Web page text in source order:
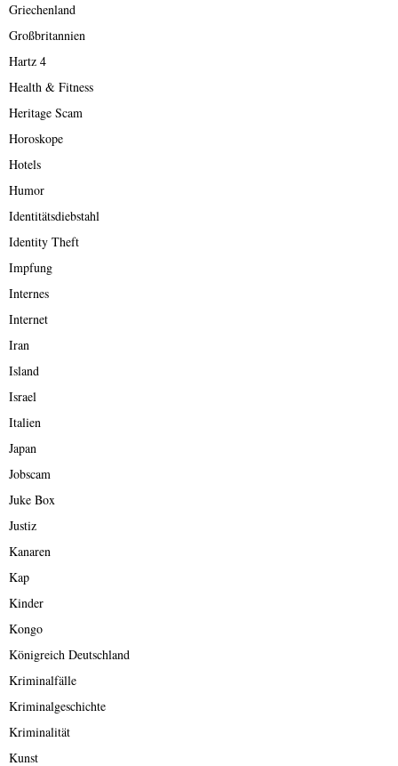
Griechenland
Großbritannien
Hartz 4
Health & Fitness
Heritage Scam
Horoskope
Hotels
Humor
Identitätsdiebstahl
Identity Theft
Impfung
Internes
Internet
Iran
Island
Israel
Italien
Japan
Jobscam
Juke Box
Justiz
Kanaren
Kap
Kinder
Kongo
Königreich Deutschland
Kriminalfälle
Kriminalgeschichte
Kriminalität
Kunst